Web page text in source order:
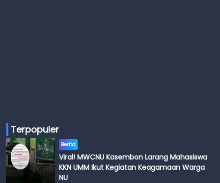
Terpopuler
Berita
Viral! MWCNU Kasembon Larang Mahasiswa
KKN UMM Ikut Kegiatan Keagamaan Warga
NU